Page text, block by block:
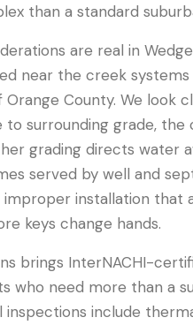
than a standard
are real in
near the creek
County. We look
to surrounding grade,
grading directs water
served by well and
installation that
keys change hands.
brings InterNACHI-
who need more than a
inspections include